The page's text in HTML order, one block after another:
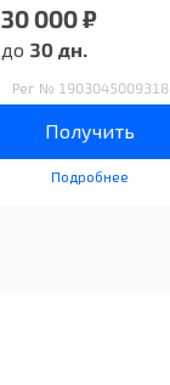
30 000 ₽
до 30 дн.
Рег № 1903045009318
Получить
Подробнее